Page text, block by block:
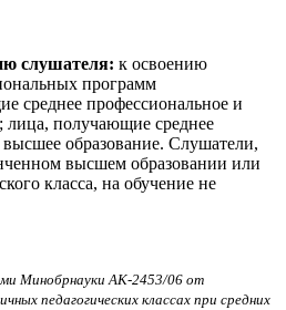
слушателя: к освоению
программ
среднее профессиональное и
лица, получающие среднее
образование. Слушатели,
высшем образовании или
класса, на обучение не
Минобрнауки АК-2453/06 от
педагогических классах при средних